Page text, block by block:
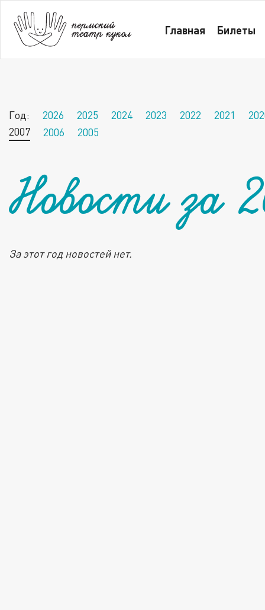
Главная Билеты
Главная
Год: 2026 2025 2024 2023 2022 2021
2007
2006 2005
Новости за
За этот год новостей нет.